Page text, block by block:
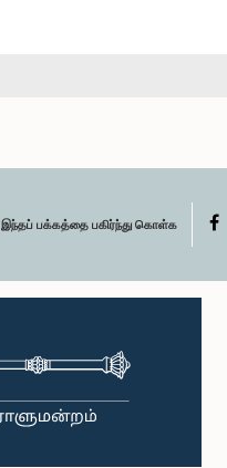
இந்தப் பக்கத்தை பகிர்ந்து கொள்க